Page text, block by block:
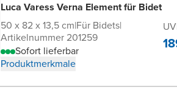
Luca Varess Verna Element für Bidet
50 x 82 x 13,5 cm|Für Bidets|
Artikelnummer 201259
Sofort lieferbar
Produktmerkmale